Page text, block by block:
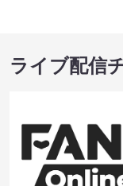
ライブ配信